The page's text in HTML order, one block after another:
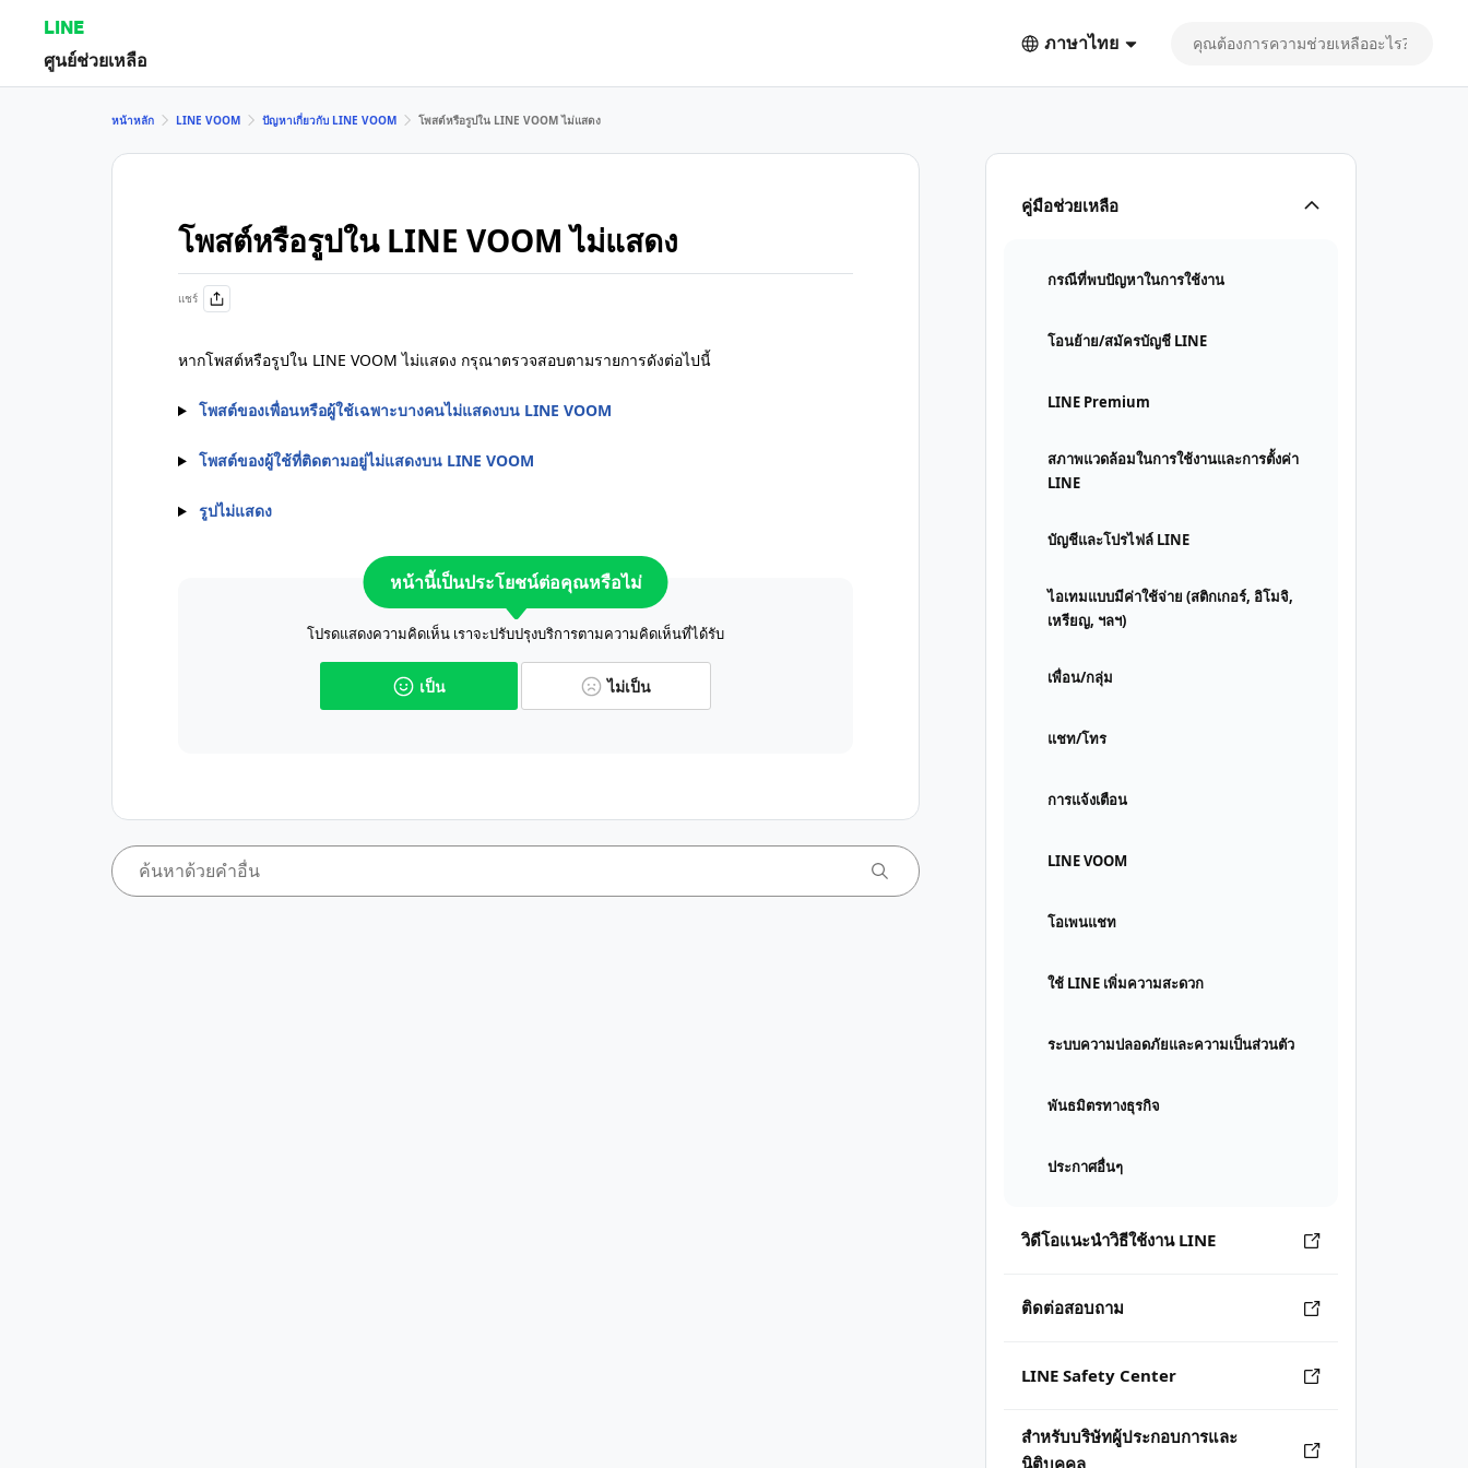
LINE
ศูนย์ช่วยเหลือ
ภาษาไทย
คู่มือช่วยเหลือ
กรณีที่พบปัญหาในการใช้งาน
โอนย้าย/สมัครบัญชี LINE
LINE Premium
สภาพแวดล้อมในการใช้งานและการตั้งค่า
LINE
บัญชีและโปรไฟล์ LINE
ไอเทมแบบมีค่าใช้จ่าย (สติกเกอร์, อิโมจิ,
เหรียญ, ฯลฯ)
เพื่อน/กลุ่ม
แชท/โทร
การแจ้งเตือน
LINE VOOM
โอเพนแชท
ใช้ LINE เพิ่มความสะดวก
ระบบความปลอดภัยและความเป็นส่วนตัว
พันธมิตรทางธุรกิจ
ประกาศอื่นๆ
วิดีโอแนะนำวิธีใช้งาน LINE
ติดต่อสอบถาม
LINE Safety Center
สำหรับบริษัทผู้ประกอบการและ
นิติบุคคล
หน้าหลัก LINE VOOM ปัญหาเกี่ยวกับ LINE VOOM โพสต์หรือรูปใน LINE VOOM ไม่แสดง
โพสต์หรือรูปใน LINE VOOM ไม่แสดง
แชร์
หากโพสต์หรือรูปใน LINE VOOM ไม่แสดง กรุณาตรวจสอบตามรายการดังต่อไปนี้
โพสต์ของเพื่อนหรือผู้ใช้เฉพาะบางคนไม่แสดงบน LINE VOOM
โพสต์ของผู้ใช้ที่ติดตามอยู่ไม่แสดงบน LINE VOOM
รูปไม่แสดง
หน้านี้เป็นประโยชน์ต่อคุณหรือไม่
โปรดแสดงความคิดเห็น เราจะปรับปรุงบริการตามความคิดเห็นที่ได้รับ
เป็น ไม่เป็น